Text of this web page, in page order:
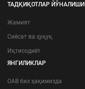
ТАДҚИҚОТЛАР ЙЎНАЛИШИ
Жамият
Сиёсат ва ҳуқуқ
Иқтисодиёт
ЯНГИЛИКЛАР
ОАВ биз ҳақимизда